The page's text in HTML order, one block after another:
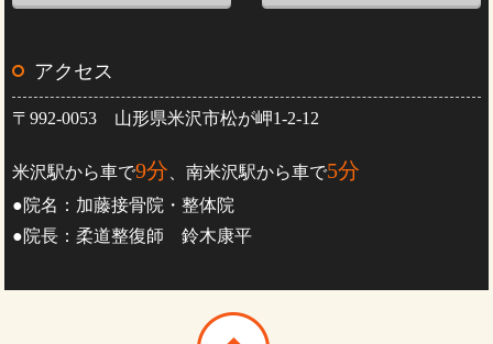
アクセス
〒992-0053 山形県米沢市松が岬1-2-12
米沢駅から車で9分 、南米沢駅から車で5分
●院名：加藤接骨院・整体院
●院長：柔道整復師 鈴木康平